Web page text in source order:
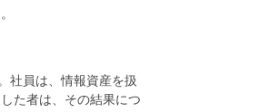
社員は、情報資産を扱
た者は、その結果につ